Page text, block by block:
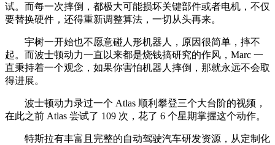
试。而每一次摔倒，都极大可能损坏关键部件或者电机，不仅
要替换硬件，还得重新调整算法，一切从头再来。
宇树一开始也不愿意碰人形机器人，原因很简单，摔不
起。而波士顿动力一直以来都是烧钱搞研究的作风，Marc 一
直秉持着一个观念，如果你害怕机器人摔倒，那就永远不会取
得进展。
波士顿动力录过一个 Atlas 顺利攀登三个大台阶的视频，
在此之前 Atlas 尝试了 109 次，花了 6 个星期掌握这个动作。
特斯拉有丰富且完整的自动驾驶汽车研发资源，从定制化